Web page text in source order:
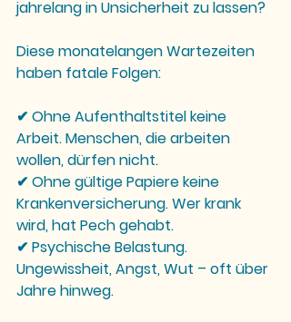
jahrelang in Unsicherheit zu lassen?
Diese monatelangen Wartezeiten
haben fatale Folgen:
✔ Ohne Aufenthaltstitel keine
Arbeit. Menschen, die arbeiten
wollen, dürfen nicht.
✔ Ohne gültige Papiere keine
Krankenversicherung. Wer krank
wird, hat Pech gehabt.
✔ Psychische Belastung.
Ungewissheit, Angst, Wut – oft über
Jahre hinweg.